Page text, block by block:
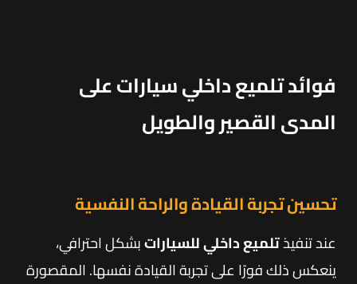
فوائد تلميع داخلي سيارات على
المدى القصير والطويل
تحسين تجربة القيادة والراحة النفسية
عند تنفيذتلميع داخلي للسياراتبشكل احترافي،
ينعكس ذلك فورًا على تجربة القيادة نفسها. المقصورة